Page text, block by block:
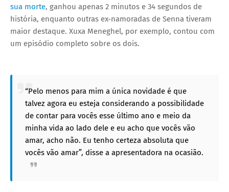
sua morte, ganhou apenas 2 minutos e 34 segundos de
história, enquanto outras ex-namoradas de Senna tiveram
maior destaque. Xuxa Meneghel, por exemplo, contou com
um episódio completo sobre os dois.
“Pelo menos para mim a única novidade é que
talvez agora eu esteja considerando a possibilidade
de contar para vocês esse último ano e meio da
minha vida ao lado dele e eu acho que vocês vão
amar, acho não. Eu tenho certeza absoluta que
vocês vão amar”, disse a apresentadora na ocasião.